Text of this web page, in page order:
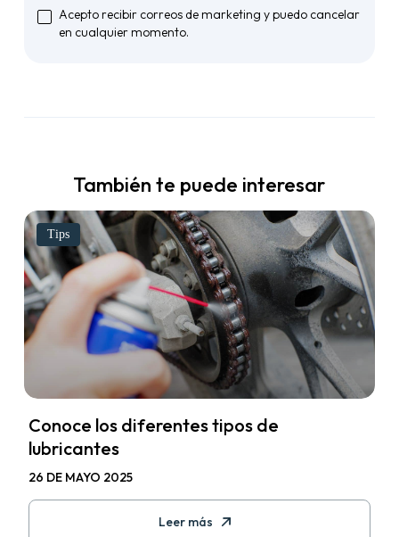
Acepto recibir correos de marketing y puedo cancelar
en cualquier momento.
También te puede interesar
Tips
Conoce los diferentes tipos de
lubricantes
26 DE MAYO 2025
Leer más